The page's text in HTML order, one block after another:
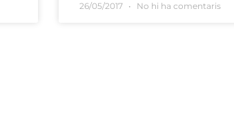
26/05/2017 No hi ha comentaris